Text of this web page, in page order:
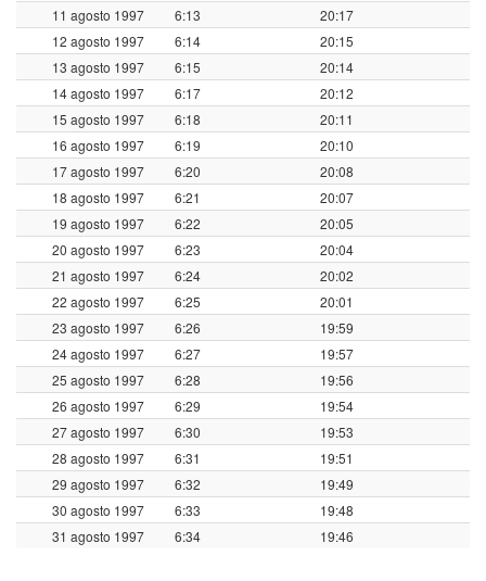
11 agosto 1997 6:13
20:17
12 agosto 1997
6:14
20:15
13 agosto 1997
6:15
20:14
14 agosto 1997
6:17
20:12
15 agosto 1997
6:18
20:11
16 agosto 1997
6:19
20:10
17 agosto 1997
6:20
20:08
18 agosto 1997
6:21
20:07
19 agosto 1997
6:22
20:05
20 agosto 1997
6:23
20:04
21 agosto 1997
6:24
20:02
22 agosto 1997
6:25
20:01
23 agosto 1997
6:26
19:59
24 agosto 1997
6:27
19:57
25 agosto 1997
6:28
19:56
26 agosto 1997
6:29
19:54
27 agosto 1997
6:30
19:53
28 agosto 1997
6:31
19:51
29 agosto 1997
6:32
19:49
30 agosto 1997
6:33
19:48
31 agosto 1997
6:34 19:46